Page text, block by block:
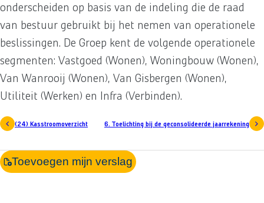
onderscheiden op basis van de indeling die de raad
van bestuur gebruikt bij het nemen van operationele
beslissingen. De Groep kent de volgende operationele
segmenten: Vastgoed (Wonen), Woningbouw (Wonen),
Van Wanrooij (Wonen), Van Gisbergen (Wonen),
Utiliteit (Werken) en Infra (Verbinden).
6. Toelichting bij de geconsolideerde jaarrekening
(24) Kasstroomoverzicht
Toevoegen mijn verslag